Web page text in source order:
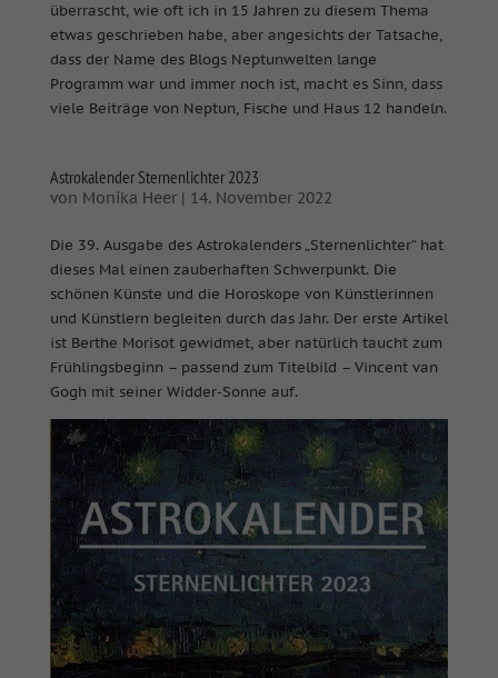
überrascht, wie oft ich in 15 Jahren zu diesem Thema
etwas geschrieben habe, aber angesichts der Tatsache,
dass der Name des Blogs Neptunwelten lange
Programm war und immer noch ist, macht es Sinn, dass
viele Beiträge von Neptun, Fische und Haus 12 handeln.
Astrokalender Sternenlichter 2023
von Monika Heer| 14. November 2022
Die 39. Ausgabe des Astrokalenders „Sternenlichter“ hat
dieses Mal einen zauberhaften Schwerpunkt. Die
schönen Künste und die Horoskope von Künstlerinnen
und Künstlern begleiten durch das Jahr. Der erste Artikel
ist Berthe Morisot gewidmet, aber natürlich taucht zum
Frühlingsbeginn – passend zum Titelbild – Vincent van
Gogh mit seiner Widder-Sonne auf.